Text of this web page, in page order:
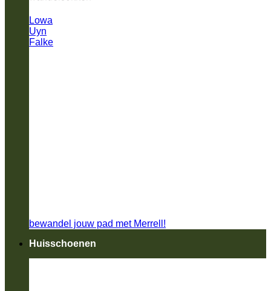
Lowa
Uyn
Falke
bewandel jouw pad met Merrell!
Huisschoenen